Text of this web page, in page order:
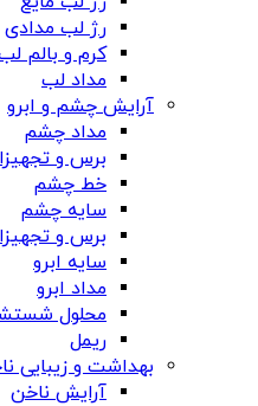
رژ لب مدادی
کرم و بالم
مداد لب
آرایش چشم و ابرو
مداد چشم
برس و
خط چشم
سایه چشم
برس و
سایه ابرو
مداد ابرو
محلول
ریمل
بهداشت و زیبایی
آرایش ناخن